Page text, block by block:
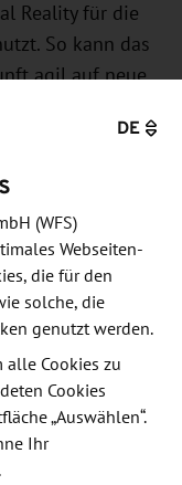
Reality für die
So kann das
agil auf neue
Effizienz
Project Director
freut
in Leipzig.
Standards
sowie eine
von der
fertigen
ergänzt:
DE
(WFS)
Webseiten-
die für den
solche, die
genutzt werden.
alle Cookies zu
Cookies
„Auswählen“.
Ihr